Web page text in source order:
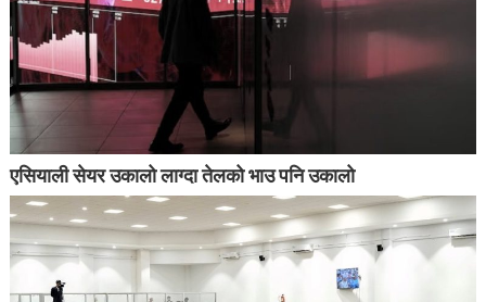
एसियाली सेयर उकालो लाग्दा तेलको भाउ पनि उकालो